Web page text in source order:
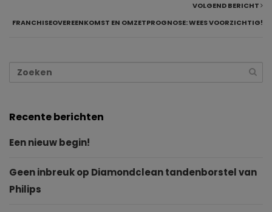
VOLGEND BERICHT
FRANCHISEOVEREENKOMST EN OMZETPROGNOSE: WEES VOORZICHTIG!
Recente berichten
Een nieuw begin!
Geen inbreuk op Diamondclean tandenborstel van
Philips